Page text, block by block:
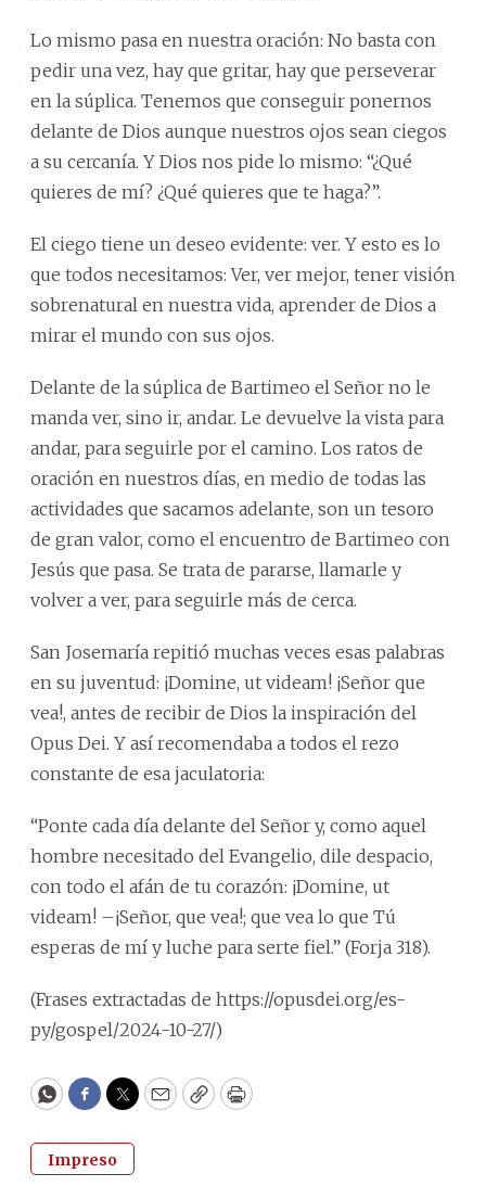
Lo mismo pasa en nuestra oración: No basta con
pedir una vez, hay que gritar, hay que perseverar
en la súplica. Tenemos que conseguir ponernos
delante de Dios aunque nuestros ojos sean ciegos
a su cercanía. Y Dios nos pide lo mismo: “¿Qué
quieres de mí? ¿Qué quieres que te haga?”.
El ciego tiene un deseo evidente: ver. Y esto es lo
que todos necesitamos: Ver, ver mejor, tener visión
sobrenatural en nuestra vida, aprender de Dios a
mirar el mundo con sus ojos.
Delante de la súplica de Bartimeo el Señor no le
manda ver, sino ir, andar. Le devuelve la vista para
andar, para seguirle por el camino. Los ratos de
oración en nuestros días, en medio de todas las
actividades que sacamos adelante, son un tesoro
de gran valor, como el encuentro de Bartimeo con
Jesús que pasa. Se trata de pararse, llamarle y
volver a ver, para seguirle más de cerca.
San Josemaría repitió muchas veces esas palabras
en su juventud: ¡Domine, ut videam! ¡Señor que
vea!, antes de recibir de Dios la inspiración del
Opus Dei. Y así recomendaba a todos el rezo
constante de esa jaculatoria:
“Ponte cada día delante del Señor y, como aquel
hombre necesitado del Evangelio, dile despacio,
con todo el afán de tu corazón: ¡Domine, ut
videam! –¡Señor, que vea!; que vea lo que Tú
esperas de mí y luche para serte fiel.” (Forja 318).
(Frases extractadas de https://opusdei.org/es-
py/gospel/2024-10-27/)
WhatsApp
Facebook
Twitter
EmailCopyPrint
Impreso